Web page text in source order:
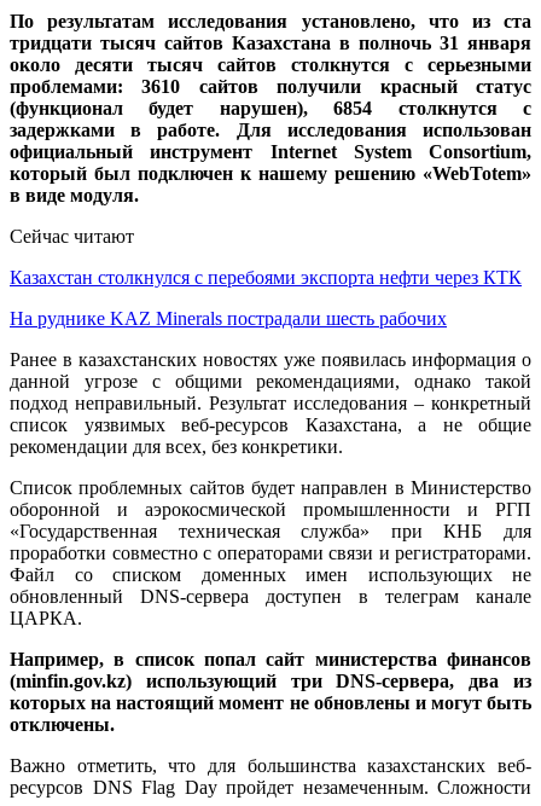
По результатам исследования установлено, что из ста
тридцати тысяч сайтов Казахстана в полночь 31 января
около десяти тысяч сайтов столкнутся с серьезными
проблемами: 3610 сайтов получили красный статус
(функционал будет нарушен), 6854 столкнутся с
задержками в работе. Для исследования использован
официальный инструмент Internet System Consortium,
который был подключен к нашему решению «WebTotem»
в виде модуля.
Сейчас читают
Казахстан столкнулся с перебоями экспорта нефти через КТК
На руднике KAZ Minerals пострадали шесть рабочих
Ранее в казахстанских новостях уже появилась информация о
данной угрозе с общими рекомендациями, однако такой
подход неправильный. Результат исследования – конкретный
список уязвимых веб-ресурсов Казахстана, а не общие
рекомендации для всех, без конкретики.
Список проблемных сайтов будет направлен в Министерство
оборонной и аэрокосмической промышленности и РГП
«Государственная техническая служба» при КНБ для
проработки совместно с операторами связи и регистраторами.
Файл со списком доменных имен использующих не
обновленный DNS-сервера доступен в телеграм канале
ЦАРКА.
Например, в список попал сайт министерства финансов
(minfin.gov.kz) использующий три DNS-сервера, два из
которых на настоящий момент не обновлены и могут быть
отключены.
Важно отметить, что для большинства казахстанских веб-
ресурсов DNS Flag Day пройдет незамеченным. Сложности